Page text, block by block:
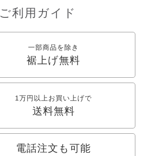
ご利用ガイド
一部商品を除き
裾上げ無料
1万円以上お買い上げで
送料無料
電話注文も可能